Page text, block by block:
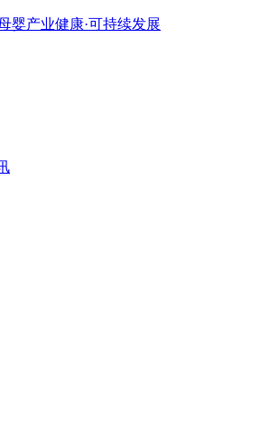
婴产业健康·可持续发展